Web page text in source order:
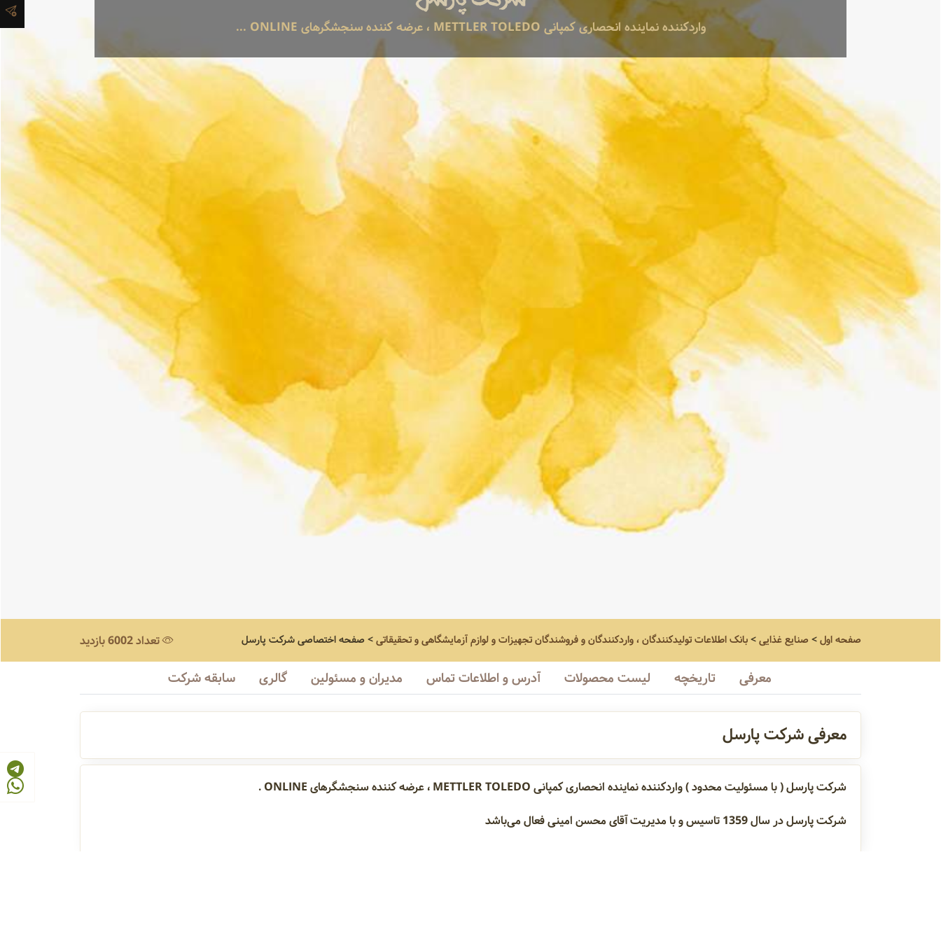
واردکننده نماینده انحصاری کمپانی METTLER TOLEDO ، عرضه کننده سنجشگرهای ONLINE ...
تعداد 6002 بازدید صفحه اول> صنایع غذایی>بانک اطلاعات تولیدکنندگان ، واردکنندگان و فروشندگان تجهیزات و لوازم آزمایشگاهی و تحقیقاتی> صفحه اختصاصیشرکت پارسل
معرفی تاریخچه لیست محصولات آدرس و اطلاعات تماس مدیران و مسئولین گالری سابقه شرکت
معرفی شرکت پارسل
شرکت پارسل ( با مسئولیت محدود ) واردکننده نماینده انحصاری کمپانی METTLER TOLEDO ، عرضه کننده سنجشگرهای ONLINE .
شرکت پارسل در سال 1359 تاسیس و با مدیریت آقای محسن امینی فعال می‌باشد